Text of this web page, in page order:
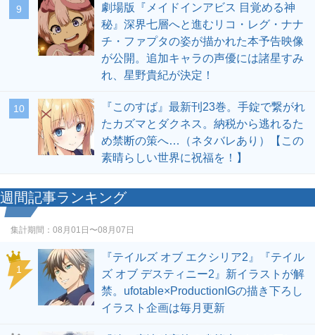
9
劇場版『メイドインアビス 目覚める神
秘』深界七層へと進むリコ・レグ・ナナ
チ・ファプタの姿が描かれた本予告映像
が公開。追加キャラの声優には諸星すみ
れ、星野貴紀が決定！
10
『このすば』最新刊23巻。手錠で繋がれ
たカズマとダクネス。納税から逃れるた
め禁断の策へ…（ネタバレあり）【この
素晴らしい世界に祝福を！】
週間記事ランキング
集計期間： 08月01日〜08月07日
1
『テイルズ オブ エクシリア2』『テイル
ズ オブ デスティニー2』新イラストが解
禁。ufotable×ProductionIGの描き下ろし
イラスト企画は毎月更新